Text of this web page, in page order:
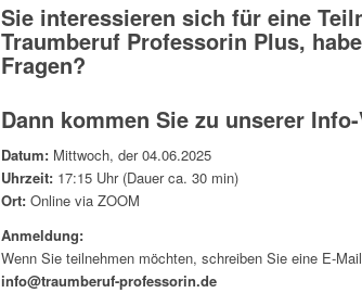
Sie interessieren sich für eine
Traumberuf Professorin Plus,
Fragen?
Dann kommen Sie zu unserer
Datum: Mittwoch, der 04.06.2025
Uhrzeit: 17:15 Uhr (Dauer ca. 30 min)
Ort: Online via ZOOM
Anmeldung:
Wenn Sie teilnehmen möchten, schreiben Sie eine E-
info@traumberuf-professorin.de